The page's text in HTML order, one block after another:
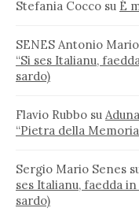
Stefania Cocco su È
SENES Antonio Mario
“Si ses Italianu,
sardo)
Flavio Rubbo su
“Pietra della
Sergio Mario Senes
ses Italianu, faedda
sardo)